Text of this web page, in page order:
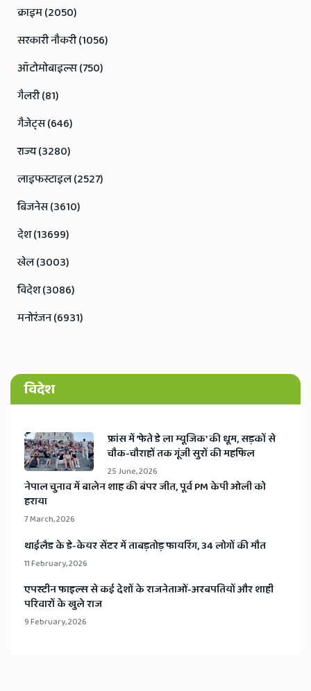
क्राइम (2050)
सरकारी नौकरी (1056)
ऑटोमोबाइल्स (750)
गैलरी (81)
गैजेट्स (646)
राज्य (3280)
लाइफस्टाइल (2527)
बिजनेस (3610)
देश (13699)
खेल (3003)
विदेश (3086)
मनोरंजन (6931)
विदेश
​फ्रांस में ‘फेते डे ला म्यूजिक’ की धूम, सड़कों से
चौक-चौराहों तक गूंजी सुरों की महफिल
25 June, 2026
​नेपाल चुनाव में बालेन शाह की बंपर जीत, पूर्व PM केपी ओली को
हराया
7 March, 2026
​थाईलैड के डे-केयर सेंटर में ताबड़तोड़ फायरिंग, 34 लोगों की मौत
11 February, 2026
​एपस्टीन फाइल्स से कई देशों के राजनेताओं-अरबपतियों और शाही
परिवारों के खुले राज
9 February, 2026